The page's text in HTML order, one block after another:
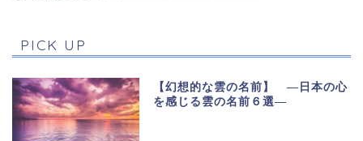
PICK UP
【幻想的な雲の名前】 ―日本の心
を感じる雲の名前６選―